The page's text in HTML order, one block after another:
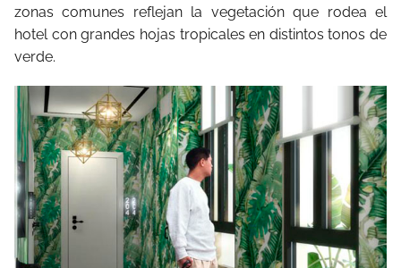
zonas comunes reflejan la vegetación que rodea el
hotel con grandes hojas tropicales en distintos tonos de
verde.